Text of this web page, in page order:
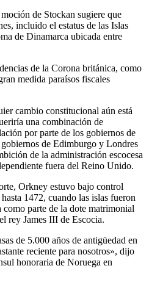
de Stockan sugiere que
incluido el estatus de las Islas
de Dinamarca ubicada entre
de la Corona británica, como
medida paraísos fiscales
cambio constitucional aún está
una combinación de
por parte de los gobiernos de
de Edimburgo y Londres
de la administración escocesa
fuera del Reino Unido.
Orkney estuvo bajo control
1472, cuando las islas fueron
como parte de la dote matrimonial
rey James III de Escocia.
de 5.000 años de antigüedad en
reciente para nosotros», dijo
honoraria de Noruega en